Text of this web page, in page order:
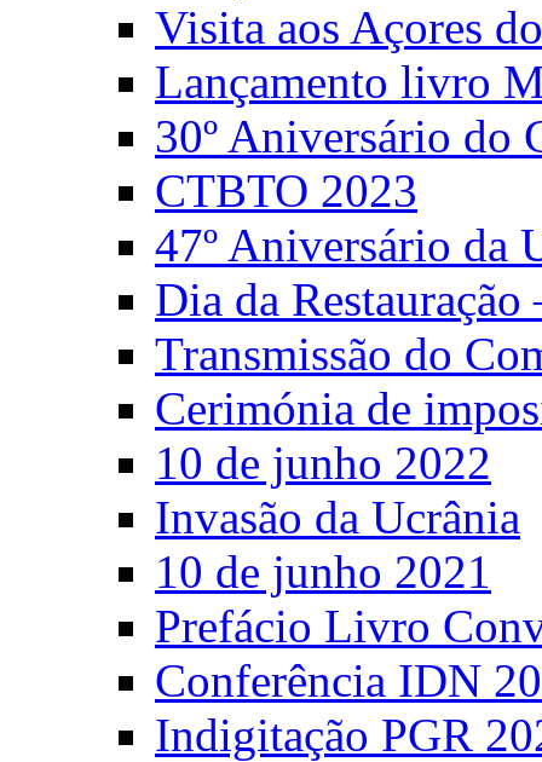
Visita aos Açores
Lançamento livro
30º Aniversário do
CTBTO 2023
47º Aniversário da
Dia da
Transmissão do
Cerimónia de
10 de junho 2022
Invasão da Ucrânia
10 de junho 2021
Prefácio Livro
Conferência IDN
Indigitação PGR